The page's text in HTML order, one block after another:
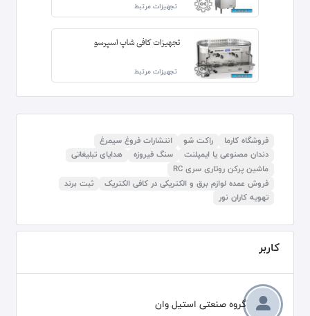
تجهیزات مرتبط
تجهیزات کافی شاپ اسپرسو
تجهیزات مرتبط
فروشگاه کارما راکت شو
انتشارات فروغ سیمرغ
دندان مصنوعی یا ایمپلنت
سنگ فیروزه
هدایای تبلیغاتی
ماشین پرکن روتاری سری RC
فروش عمده لوازم برق و الکتریکی در کافی الکتریک
ثبت برند
تهویه کاران نور
کاربر
گروه صنعتی استیل وان